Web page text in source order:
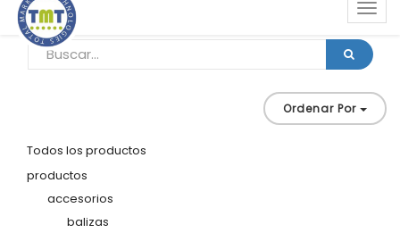
Ordenar Por
Todos los productos
productos
accesorios
balizas